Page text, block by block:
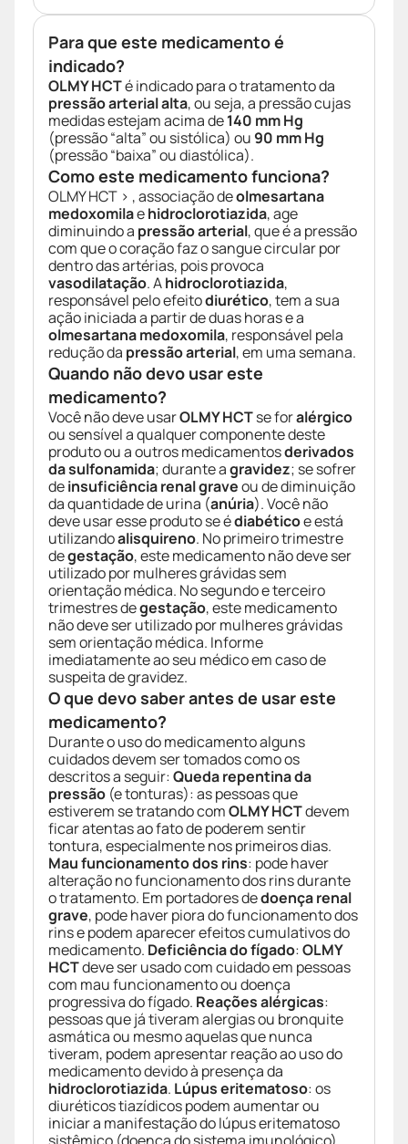
Para que este medicamento é
indicado?
OLMY HCTé indicado para o tratamento da
pressão arterial alta, ou seja, a pressão cujas
medidas estejam acima de140 mm Hg
(pressão “alta” ou sistólica) ou 90 mm Hg
(pressão “baixa” ou diastólica).
Como este medicamento funciona?
OLMY HCT > , associação deolmesartana
medoxomilaehidroclorotiazida, age
diminuindo a pressão arterial, que é a pressão
com que o coração faz o sangue circular por
dentro das artérias, pois provoca
vasodilatação. Ahidroclorotiazida,
responsável pelo efeitodiurético, tem a sua
ação iniciada a partir de duas horas e a
olmesartana medoxomila, responsável pela
redução da pressão arterial, em uma semana.
Quando não devo usar este
medicamento?
Você não deve usarOLMY HCTse foralérgico
ou sensível a qualquer componente deste
produto ou a outros medicamentosderivados
da sulfonamida; durante agravidez; se sofrer
deinsuficiência renal graveou de diminuição
da quantidade de urina (anúria). Você não
deve usar esse produto se édiabéticoe está
utilizandoalisquireno. No primeiro trimestre
degestação, este medicamento não deve ser
utilizado por mulheres grávidas sem
orientação médica. No segundo e terceiro
trimestres degestação, este medicamento
não deve ser utilizado por mulheres grávidas
sem orientação médica. Informe
imediatamente ao seu médico em caso de
suspeita de gravidez.
O que devo saber antes de usar este
medicamento?
Durante o uso do medicamento alguns
cuidados devem ser tomados como os
descritos a seguir:Queda repentina da
pressão (e tonturas): as pessoas que
estiverem se tratando comOLMY HCTdevem
ficar atentas ao fato de poderem sentir
tontura, especialmente nos primeiros dias.
Mau funcionamento dos rins: pode haver
alteração no funcionamento dos rins durante
o tratamento. Em portadores dedoença renal
grave, pode haver piora do funcionamento dos
rins e podem aparecer efeitos cumulativos do
medicamento. Deficiência do fígado:OLMY
HCTdeve ser usado com cuidado em pessoas
com mau funcionamento ou doença
progressiva do fígado. Reações alérgicas:
pessoas que já tiveram alergias ou bronquite
asmática ou mesmo aquelas que nunca
tiveram, podem apresentar reação ao uso do
medicamento devido à presença da
hidroclorotiazida. Lúpus eritematoso: os
diuréticos tiazídicos podem aumentar ou
iniciar a manifestação do lúpus eritematoso